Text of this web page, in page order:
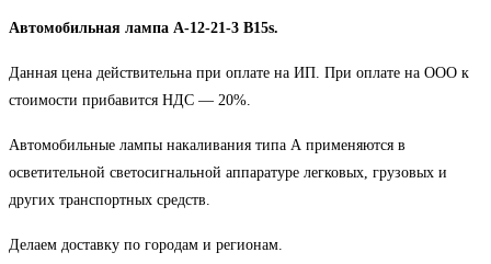
Автомобильная лампа А-12-21-3 B15s.
Данная цена действительна при оплате на ИП. При оплате на ООО к
стоимости прибавится НДС ― 20%.
Автомобильные лампы накаливания типа А применяются в
осветительной светосигнальной аппаратуре легковых, грузовых и
других транспортных средств.
Делаем доставку по городам и регионам.